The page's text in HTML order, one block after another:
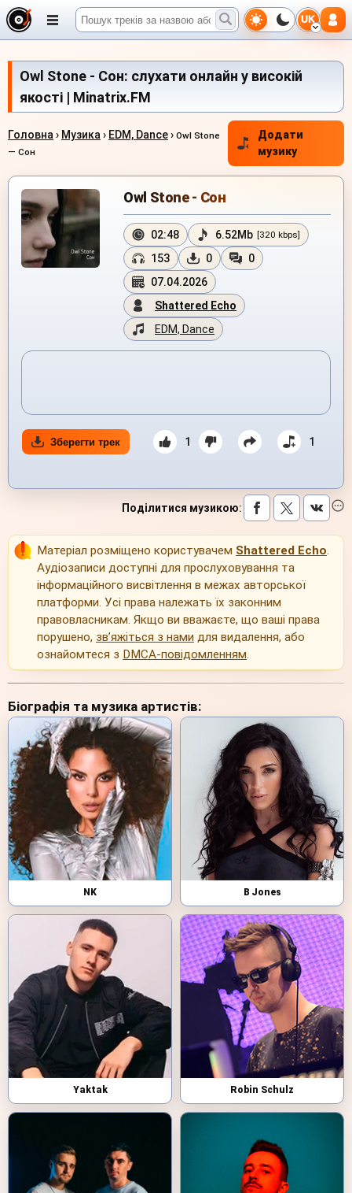
UK
Owl Stone - Сон: слухати онлайн у високій
якості | Minatrix.FM
Головна › Музика › EDM, Dance› Owl Stone
— Сон
Додати
музику
Owl Stone - Сон
02:48 6.52Mb [320 kbps]
153 0
0
07.04.2026
Shattered Echo
EDM, Dance
Зберегти трек 1 1
Поділитися музикою:
Матеріал розміщено користувачем Shattered Echo.
Аудіозаписи доступні для прослуховування та
інформаційного висвітлення в межах авторської
платформи. Усі права належать їх законним
правовласникам. Якщо ви вважаєте, що ваші права
порушено, зв’яжіться з нами для видалення, або
ознайомтеся з DMCA-повідомленням.
Біографія та музика артистів:
NK B Jones
Yaktak Robin Schulz